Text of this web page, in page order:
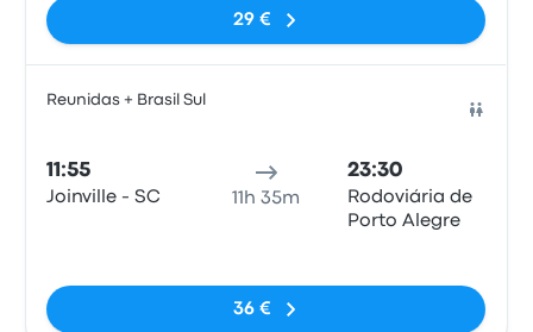
29 €
Reunidas + Brasil Sul
11:55
Joinville - SC 11h 35m
23:30
Rodoviária de
Porto Alegre
36 €